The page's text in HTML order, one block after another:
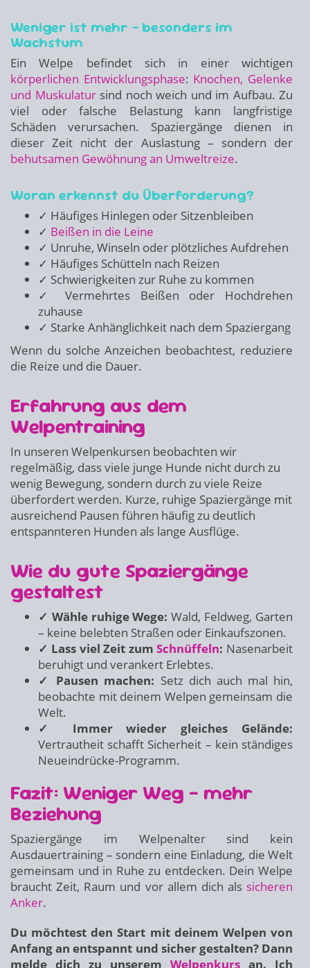
Weniger ist mehr – besonders im
Wachstum
Ein Welpe befindet sich in einer wichtigen
körperlichen Entwicklungsphase: Knochen, Gelenke
und Muskulatursind noch weich und im Aufbau. Zu
viel oder falsche Belastung kann langfristige
Schäden verursachen. Spaziergänge dienen in
dieser Zeit nicht der Auslastung – sondern der
behutsamen Gewöhnung an Umweltreize.
Woran erkennst du Überforderung?
✓ Häufiges Hinlegen oder Sitzenbleiben
✓ Beißen in die Leine
✓ Unruhe, Winseln oder plötzliches Aufdrehen
✓ Häufiges Schütteln nach Reizen
✓ Schwierigkeiten zur Ruhe zu kommen
✓ Vermehrtes Beißen oder Hochdrehen
zuhause
✓ Starke Anhänglichkeit nach dem Spaziergang
Wenn du solche Anzeichen beobachtest, reduziere
die Reize und die Dauer.
Erfahrung aus dem
Welpentraining
In unseren Welpenkursen beobachten wir
regelmäßig, dass viele junge Hunde nicht durch zu
wenig Bewegung, sondern durch zu viele Reize
überfordert werden. Kurze, ruhige Spaziergänge mit
ausreichend Pausen führen häufig zu deutlich
entspannteren Hunden als lange Ausflüge.
Wie du gute Spaziergänge
gestaltest
✓ Wähle ruhige Wege: Wald, Feldweg, Garten
– keine belebten Straßen oder Einkaufszonen.
✓ Lass viel Zeit zumSchnüffeln: Nasenarbeit
beruhigt und verankert Erlebtes.
✓ Pausen machen: Setz dich auch mal hin,
beobachte mit deinem Welpen gemeinsam die
Welt.
✓ Immer wieder gleiches Gelände:
Vertrautheit schafft Sicherheit – kein ständiges
Neueindrücke-Programm.
Fazit: Weniger Weg – mehr
Beziehung
Spaziergänge im Welpenalter sind kein
Ausdauertraining – sondern eine Einladung, die Welt
gemeinsam und in Ruhe zu entdecken. Dein Welpe
braucht Zeit, Raum und vor allem dich als sicheren
Anker.
Du möchtest den Start mit deinem Welpen von
Anfang an entspannt und sicher gestalten? Dann
melde dich zu unserem Welpenkurs an. Ich